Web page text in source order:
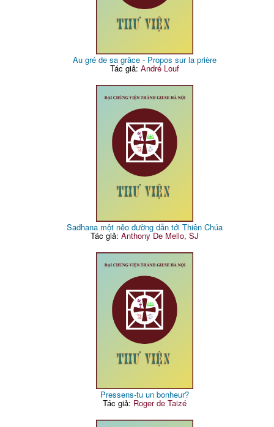
Au gré de sa grâce - Propos sur la prière
Tác giả: André Louf
Sadhana một nẻo đường dẫn tới Thiên Chúa
Tác giả: Anthony De Mello, SJ
Pressens-tu un bonheur?
Tác giả: Roger de Taizé